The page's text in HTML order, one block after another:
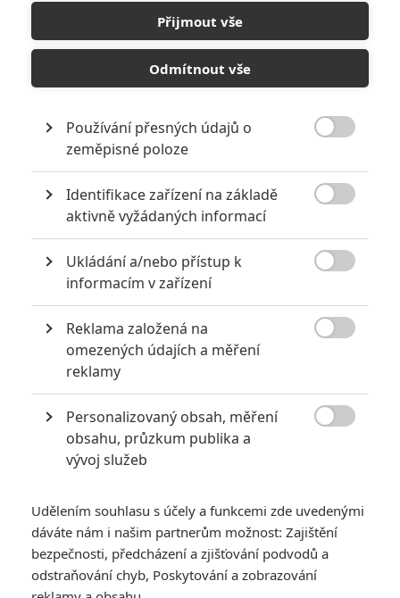
5
Recenze: Záhada strašidelného
zámku úroveň štědrovečerních
pohádek nepozvedla
8 Recenze: Občanská válka
6
Recenze: Godzilla x Kong: Nové
impérium
8 Recenze: Opičí muž
POSLEDNÍ KOMENTOVANÉ
ČLÁNEK | 01.08.2026 16:40
Marvel nečekaně zrušil již schválené pokračování
433
拆彈專家
dobrodružství s vůní Afriky
1ČLÁNEK | 30.07.2026 12:31
Spider-Man: Zbrusu nový den – Podle recenzí máme čekat
překvapivě emotivní a osobní film
Přijmout vše
Odmítnout vše
Používání přesných údajů o
zeměpisné poloze
Identifikace zařízení na základě
aktivně vyžádaných informací
Ukládání a/nebo přístup k
informacím v zařízení
Reklama založená na
omezených údajích a měření
reklamy
Personalizovaný obsah, měření
obsahu, průzkum publika a
vývoj služeb
Udělením souhlasu s účely a funkcemi zde uvedenými
dáváte nám i našim partnerům možnost: Zajištění
bezpečnosti, předcházení a zjišťování podvodů a
odstraňování chyb, Poskytování a zobrazování